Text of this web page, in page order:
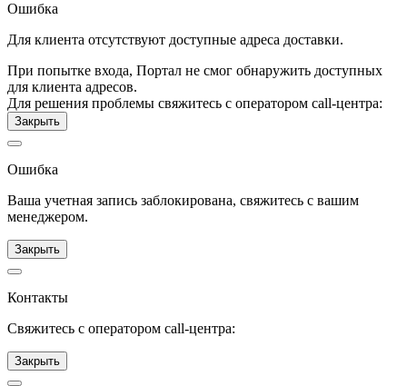
Ошибка
Для клиента отсутствуют доступные адреса доставки.
При попытке входа, Портал не смог обнаружить доступных
для клиента адресов.
Для решения проблемы свяжитесь с оператором call-центра:
Закрыть
Ошибка
Ваша учетная запись заблокирована, свяжитесь с вашим
менеджером.
Закрыть
Контакты
Свяжитесь с оператором call-центра:
Закрыть